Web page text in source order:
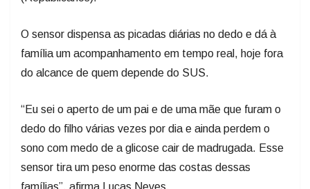
família um acompanhamento em tempo real, hoje fora
do alcance de quem depende do SUS.
dedo do filho várias vezes por dia e ainda perdem o
sono com medo de a glicose cair de madrugada. Esse
sensor tira um peso enorme das costas dessas
famílias”, afirma Lucas Neves.